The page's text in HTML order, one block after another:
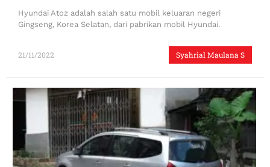
Syahrial Maulana S
21/11/2022
Hyundai Atoz adalah salah satu mobil keluaran negeri
Gingseng, Korea Selatan, dari pabrikan mobil Hyundai.